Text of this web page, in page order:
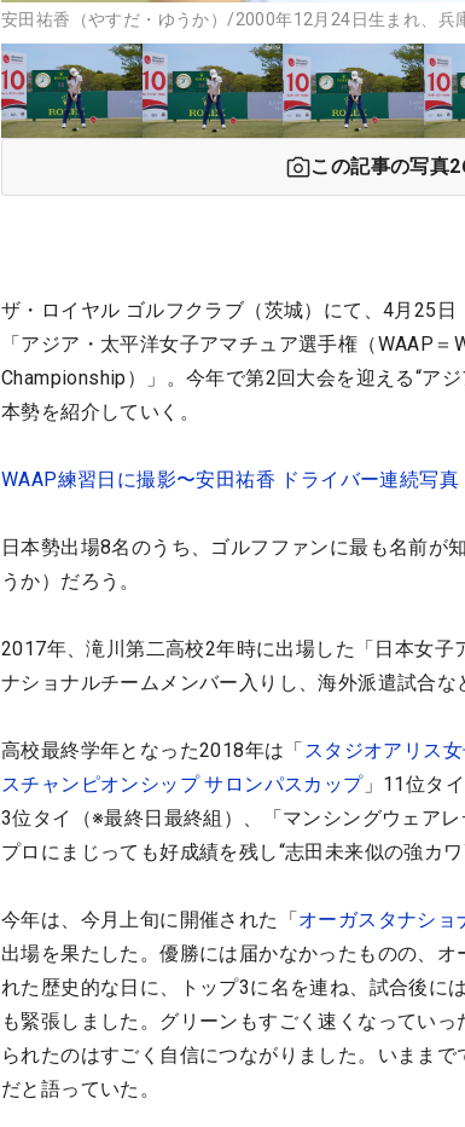
安田祐香（やすだ・ゆうか）/2000年12月24日生まれ、兵
この記事の写真
ザ・ロイヤル ゴルフクラブ（茨城）にて、4月25
「アジア・太平洋女子アマチュア選手権（WAAP
Championship）」。今年で第2回大会を迎える“ア
本勢を紹介していく。
WAAP練習日に撮影〜安田祐香 ドライバー連続写真
日本勢出場8名のうち、ゴルフファンに最も名前が
うか）だろう。
2017年、滝川第二高校2年時に出場した「日本女子
ナショナルチームメンバー入りし、海外派遣試合な
高校最終学年となった2018年は「 スタジオアリス
スチャンピオンシップ サロンパスカップ」11位タイ
3位タイ（※最終日最終組）、「マンシングウェア
プロにまじっても好成績を残し“志田未来似の強カ
今年は、今月上旬に開催された「 オーガスタナショ
出場を果たした。優勝には届かなかったものの、
れた歴史的な日に、トップ3に名を連ね、試合後に
も緊張しました。グリーンもすごく速くなってい
られたのはすごく自信につながりました。いまま
だと語っていた。